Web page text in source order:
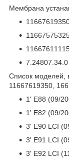
Мембрана
Список моделей,
11667619350,
1' E88 (09/
1' E82 (09/
3' E90 LCI
3' E91 LCI
3' E92 LCI